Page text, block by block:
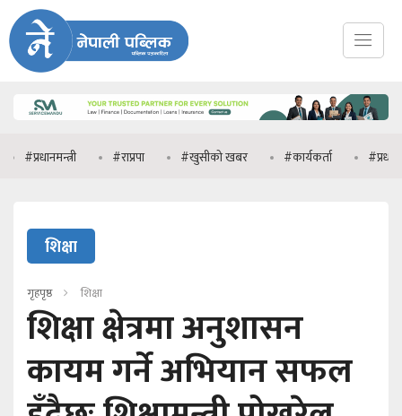
#राप्रपा #खुसीको खबर #कार्यकर्ता #प्रधानमन्त्री
शिक्षा
गृहपृष्ठ शिक्षा
शिक्षा क्षेत्रमा अनुशासन
कायम गर्ने अभियान सफल